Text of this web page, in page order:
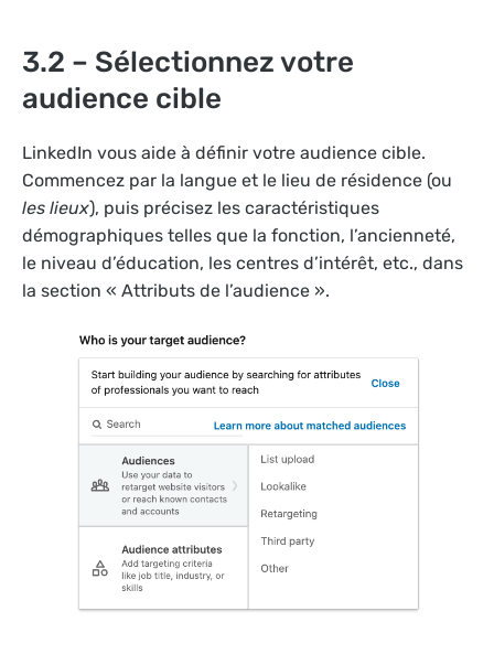
3.2 – Sélectionnez votre
audience cible
LinkedIn vous aide à définir votre audience cible.
Commencez par la langue et le lieu de résidence (ou
les lieux), puis précisez les caractéristiques
démographiques telles que la fonction, l’ancienneté,
le niveau d’éducation, les centres d’intérêt, etc., dans
la section « Attributs de l’audience ».